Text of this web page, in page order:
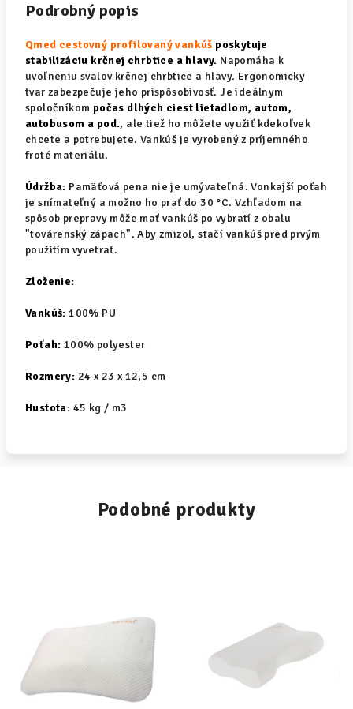
Podrobný popis
Qmed cestovný profilovaný vankúš poskytuje
stabilizáciu krčnej chrbtice a hlavy. Napomáha k
uvoľneniu svalov krčnej chrbtice a hlavy. Ergonomicky
tvar zabezpečuje jeho prispôsobivosť. Je ideálnym
spoločníkom počas dlhých ciest lietadlom, autom,
autobusom a pod., ale tiež ho môžete využiť kdekoľvek
chcete a potrebujete. Vankúš je vyrobený z príjemného
froté materiálu.
Údržba: Pamäťová pena nie je umývateľná. Vonkajší poťah
je snímateľný a možno ho prať do 30 °C. Vzhľadom na
spôsob prepravy môže mať vankúš po vybratí z obalu
"továrenský zápach". Aby zmizol, stačí vankúš pred prvým
použitím vyvetrať.
Zloženie:
Vankúš: 100% PU
Poťah: 100% polyester
Rozmery: 24 x 23 x 12,5 cm
Hustota: 45 kg / m3
Podobné produkty